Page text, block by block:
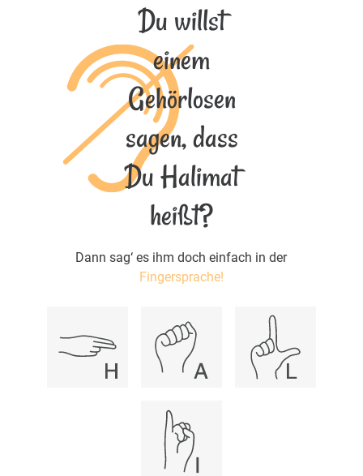
Du willst
einem
Gehörlosen
sagen, dass
Du Halimat
heißt?
Dann sag‘ es ihm doch einfach in der
Fingersprache!